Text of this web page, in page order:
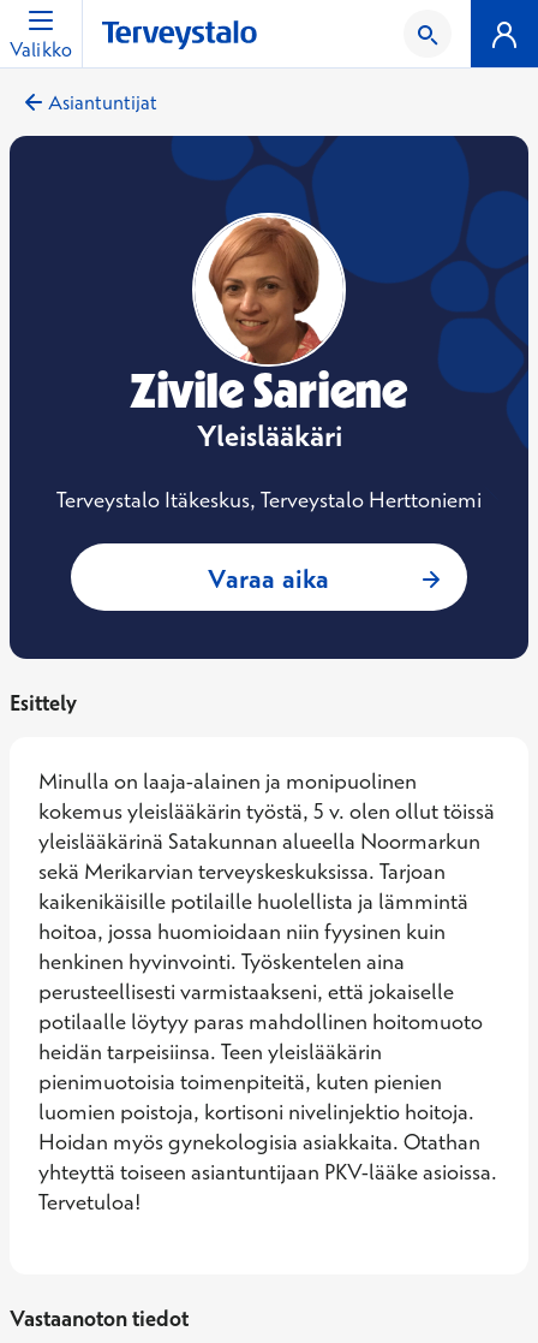
Valikko
Asiantuntijat
Zivile Sariene
Yleislääkäri
Terveystalo Itäkeskus, Terveystalo Herttoniemi
Varaa aika : Zivile Sariene,
Esittely
Minulla on laaja-alainen ja monipuolinen
kokemus yleislääkärin työstä, 5 v. olen ollut töissä
yleislääkärinä Satakunnan alueella Noormarkun
sekä Merikarvian terveyskeskuksissa. Tarjoan
kaikenikäisille potilaille huolellista ja lämmintä
hoitoa, jossa huomioidaan niin fyysinen kuin
henkinen hyvinvointi. Työskentelen aina
perusteellisesti varmistaakseni, että jokaiselle
potilaalle löytyy paras mahdollinen hoitomuoto
heidän tarpeisiinsa. Teen yleislääkärin
pienimuotoisia toimenpiteitä, kuten pienien
luomien poistoja, kortisoni nivelinjektio hoitoja.
Hoidan myös gynekologisia asiakkaita. Otathan
yhteyttä toiseen asiantuntijaan PKV-lääke asioissa.
Tervetuloa!
Vastaanoton tiedot